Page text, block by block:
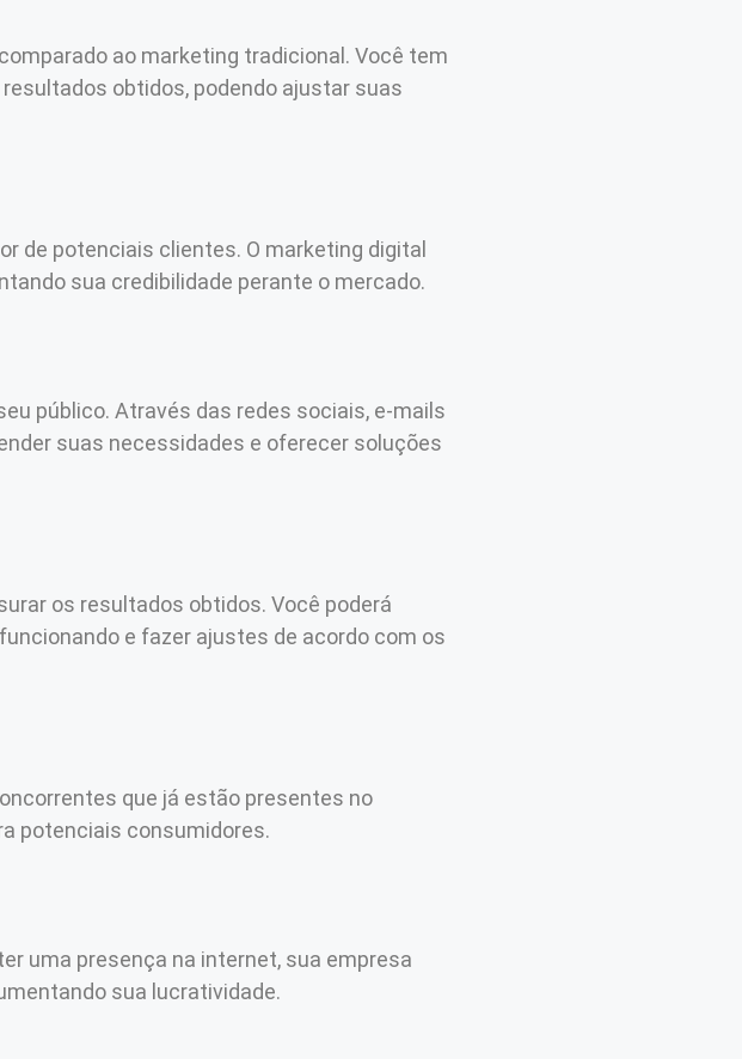
ao marketing tradicional. Você tem
obtidos, podendo ajustar suas
de potenciais clientes. O marketing digital
sua credibilidade perante o mercado.
público. Através das redes sociais, e-mails
suas necessidades e oferecer soluções
os resultados obtidos. Você poderá
e fazer ajustes de acordo com os
que já estão presentes no
potenciais consumidores.
uma presença na internet, sua empresa
sua lucratividade.